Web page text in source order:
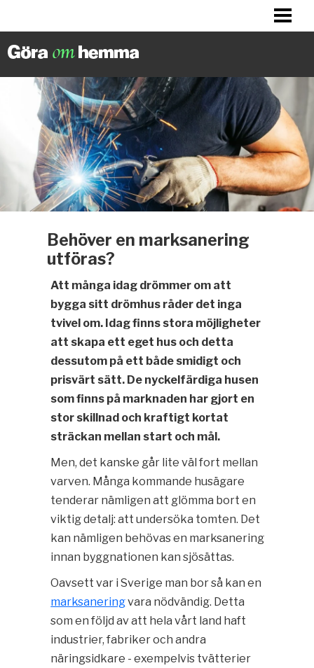
LITET KÖK? HITTA INSPIRATION!
FIXA HALLEN
BLOGG
Behöver en marksanering
utföras?
Att många idag drömmer om att
bygga sitt drömhus råder det inga
tvivel om. Idag finns stora möjligheter
att skapa ett eget hus och detta
dessutom på ett både smidigt och
prisvärt sätt. De nyckelfärdiga husen
som finns på marknaden har gjort en
stor skillnad och kraftigt kortat
sträckan mellan start och mål.
Men, det kanske går lite väl fort mellan
varven. Många kommande husägare
tenderar nämligen att glömma bort en
viktig detalj: att undersöka tomten. Det
kan nämligen behövas en marksanering
innan byggnationen kan sjösättas.
Oavsett var i Sverige man bor så kan en
marksaneringvara nödvändig. Detta
som en följd av att hela vårt land haft
industrier, fabriker och andra
näringsidkare - exempelvis tvätterier